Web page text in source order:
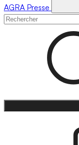
AGRA Presse